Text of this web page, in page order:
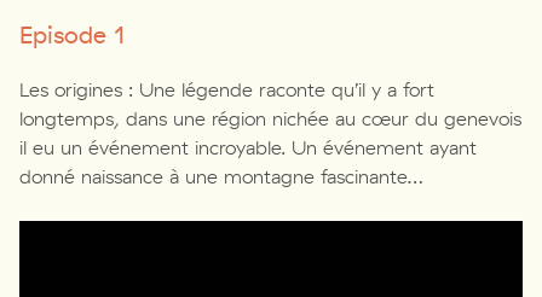
Episode 1
Les origines : Une légende raconte qu’il y a fort
longtemps, dans une région nichée au cœur du genevois
il eu un événement incroyable. Un événement ayant
donné naissance à une montagne fascinante…